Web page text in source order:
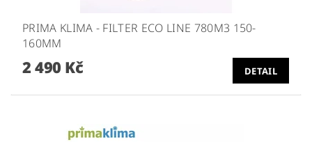
PRIMA KLIMA - FILTER ECO LINE 780M3 150-
160MM
2 490 Kč DETAIL